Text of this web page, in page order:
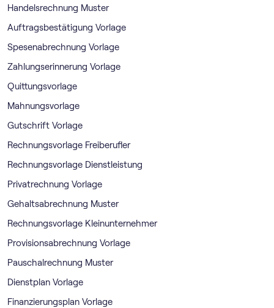
Handelsrechnung Muster
Auftragsbestätigung Vorlage
Spesenabrechnung Vorlage
Zahlungserinnerung Vorlage
Quittungsvorlage
Mahnungsvorlage
Gutschrift Vorlage
Rechnungsvorlage Freiberufler
Rechnungsvorlage Dienstleistung
Privatrechnung Vorlage
Gehaltsabrechnung Muster
Rechnungsvorlage Kleinunternehmer
Provisionsabrechnung Vorlage
Pauschalrechnung Muster
Dienstplan Vorlage
Finanzierungsplan Vorlage